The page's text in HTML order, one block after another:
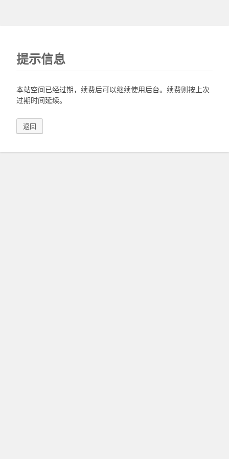
提示信息
本站空间已经过期，续费后可以继续使用后台。续费则按上次
过期时间延续。
返回